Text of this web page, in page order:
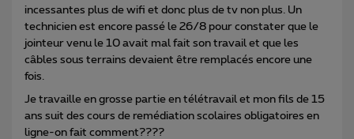
incessantes plus de wifi et donc plus de tv non plus. Un
technicien est encore passé le 26/8 pour constater que le
jointeur venu le 10 avait mal fait son travail et que les
câbles sous terrains devaient être remplacés encore une
fois.
Je travaille en grosse partie en télétravail et mon fils de 15
ans suit des cours de remédiation scolaires obligatoires en
ligne-on fait comment????